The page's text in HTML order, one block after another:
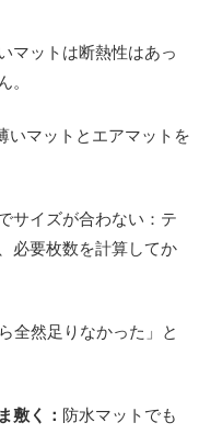
マットは断熱性はあっ
。
いマットとエアマットを
サイズが合わない：テ
必要枚数を計算してか
全然足りなかった」と
敷く： 防水マットでも